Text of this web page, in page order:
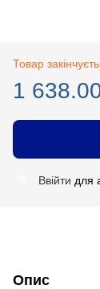
Товар
1
Ввійти для
Опис